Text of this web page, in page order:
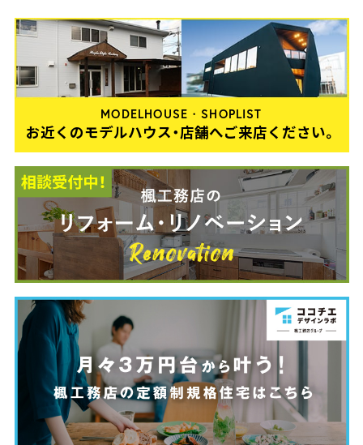
MODELHOUSE・SHOPLIST
お近くのモデルハウス・店舗へご来店ください。